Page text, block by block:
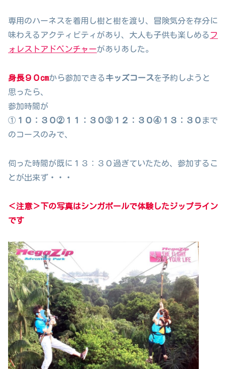
専用のハーネスを着用し樹と樹を渡り、冒険気分を存分に
味わえるアクティビティがあり、大人も子供も楽しめる フ
ォレストアドベンチャーがありあした。
身長９０cmから参加できるキッズコースを予約しようと
思ったら、
参加時間が
① １０：３０②１１：３０③１２：３０④１３：３０ まで
のコースのみで、
伺った時間が既に１３：３０過ぎていたため、参加するこ
とが出来ず・・・
＜注意＞下の写真はシンガポールで体験したジップライン
です